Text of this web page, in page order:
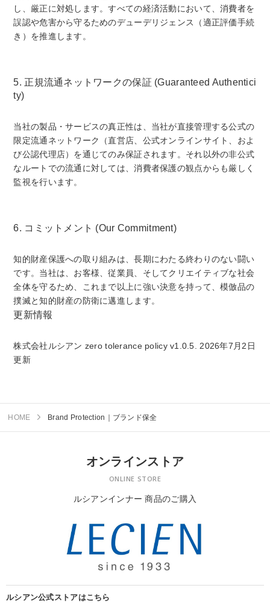
し、厳正に対処します。すべての経済活動において、消費者を
誤認や危害から守るためのデューデリジェンス（適正評価手続
き）を推進します。
5. 正規流通ネットワークの保証 (Guaranteed Authentici
ty)
当社の製品・サービスの真正性は、当社が直接管理する公式の
限定流通ネットワーク（直営店、公式オンラインサイト、およ
び公認代理店）を通じてのみ保証されます。それ以外の非公式
なルートでの流通に対しては、消費者保護の観点からも厳しく
監視を行います。
6. コミットメント (Our Commitment)
知的財産保護への取り組みは、長期にわたる終わりのない闘い
です。当社は、お客様、従業員、そしてクリエイティブな社会
全体を守るため、これまで以上に強い決意を持って、模倣品の
撲滅と知的財産の防衛に邁進します。
更新情報
株式会社ルシアン zero tolerance policy v1.0.5. 2026年7月2日
更新
HOME Brand Protection｜ブランド保全
オンラインストア
ONLINE STORE
ルシアンインナー 商品のご購入
ルシアン公式ストアはこちら